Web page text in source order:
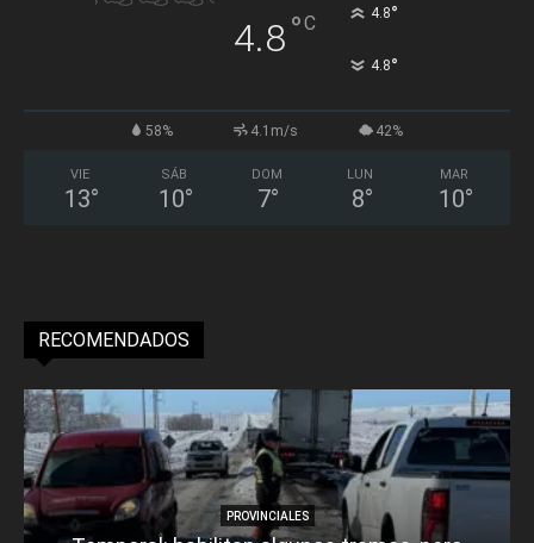
4.8°C 4.8°
4.8°
58% 4.1m/s 42%
VIE
13°
SÁB
10°
DOM
7°
LUN
8°
MAR
10°
RECOMENDADOS
PROVINCIALES